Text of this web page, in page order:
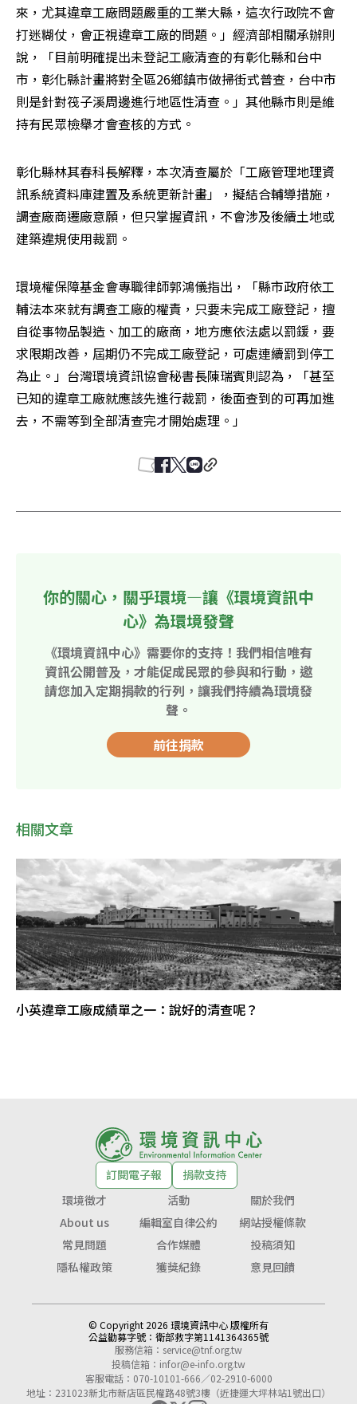
來，尤其違章工廠問題嚴重的工業大縣，這次行政院不會
打迷糊仗，會正視違章工廠的問題。」經濟部相關承辦則
說，「目前明確提出未登記工廠清查的有彰化縣和台中
市，彰化縣計畫將對全區26鄉鎮市做掃街式普查，台中市
則是針對筏子溪周邊進行地區性清查。」其他縣市則是維
持有民眾檢舉才會查核的方式。
彰化縣林其春科長解釋，本次清查屬於「工廠管理地理資
訊系統資料庫建置及系統更新計畫」，擬結合輔導措施，
調查廠商遷廠意願，但只掌握資訊，不會涉及後續土地或
建築違規使用裁罰。
環境權保障基金會專職律師郭鴻儀指出，「縣市政府依工
輔法本來就有調查工廠的權責，只要未完成工廠登記，擅
自從事物品製造、加工的廠商，地方應依法處以罰鍰，要
求限期改善，屆期仍不完成工廠登記，可處連續罰到停工
為止。」台灣環境資訊協會秘書長陳瑞賓則認為，「甚至
已知的違章工廠就應該先進行裁罰，後面查到的可再加進
去，不需等到全部清查完才開始處理。」
你的關心，關乎環境—讓《環境資訊中
心》為環境發聲
《環境資訊中心》需要你的支持！我們相信唯有
資訊公開普及，才能促成民眾的參與和行動，邀
請您加入定期捐款的行列，讓我們持續為環境發
聲。
前往捐款
相關文章
小英違章工廠成績單之一：說好的清查呢？
訂閱電子報
捐款支持
環境徵才
活動
關於我們
About us
編輯室自律公約
網站授權條款
常見問題
合作媒體
投稿須知
隱私權政策
獲獎紀錄 意見回饋
© Copyright 2026 環境資訊中心 版權所有
公益勸募字號： 衛部救字第1141364365號
服務信箱： service@tnf.org.tw
投稿信箱： infor@e-info.org.tw
客服電話：070-10101-666／02-2910-6000
地址：231023新北市新店區民權路48號3樓（近捷運大坪林站1號出口）